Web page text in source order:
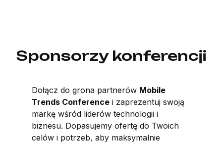
Sponsorzy konferencji
Dołącz do grona partnerów Mobile
Trends Conference i zaprezentuj swoją
markę wśród liderów technologii i
biznesu. Dopasujemy ofertę do Twoich
celów i potrzeb, aby maksymalnie